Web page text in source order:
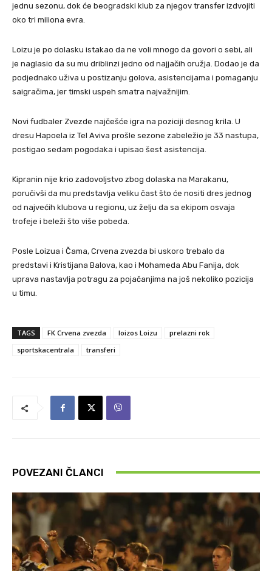
jednu sezonu, dok će beogradski klub za njegov transfer izdvojiti
oko tri miliona evra.
Loizu je po dolasku istakao da ne voli mnogo da govori o sebi, ali
je naglasio da su mu driblinzi jedno od najjačih oružja. Dodao je da
podjednako uživa u postizanju golova, asistencijama i pomaganju
saigračima, jer timski uspeh smatra najvažnijim.
Novi fudbaler Zvezde najčešće igra na poziciji desnog krila. U
dresu Hapoela iz Tel Aviva prošle sezone zabeležio je 33 nastupa,
postigao sedam pogodaka i upisao šest asistencija.
Kipranin nije krio zadovoljstvo zbog dolaska na Marakanu,
poručivši da mu predstavlja veliku čast što će nositi dres jednog
od najvećih klubova u regionu, uz želju da sa ekipom osvaja
trofeje i beleži što više pobeda.
Posle Loizua i Čama, Crvena zvezda bi uskoro trebalo da
predstavi i Kristijana Balova, kao i Mohameda Abu Fanija, dok
uprava nastavlja potragu za pojačanjima na još nekoliko pozicija
u timu.
TAGS FK Crvena zvezda loizos Loizu
prelazni rok
sportskacentrala
transferi
POVEZANI ČLANCI